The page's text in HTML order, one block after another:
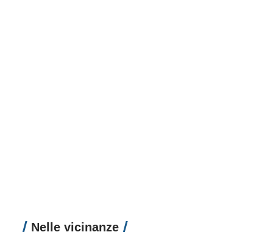
Nelle vicinanze